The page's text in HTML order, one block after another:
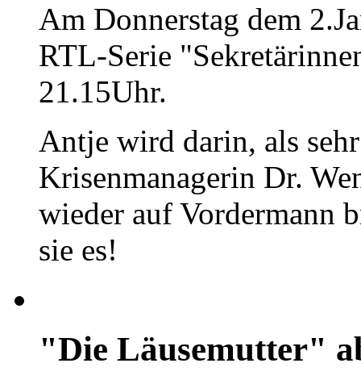
Am Donnerstag dem
RTL-Serie
21.15Uhr.
Antje wird darin, als
Krisenmanagerin Dr.
wieder auf Vordermann
sie es!
"Die Läusemutter"